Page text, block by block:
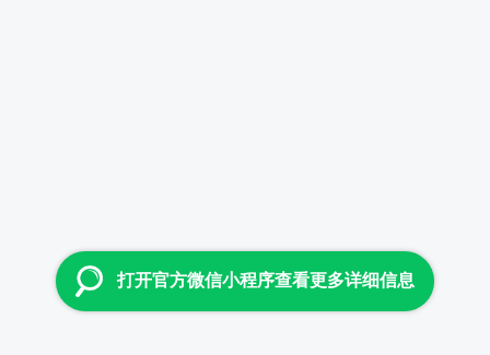
打开官方微信小程序查看更多详细信息